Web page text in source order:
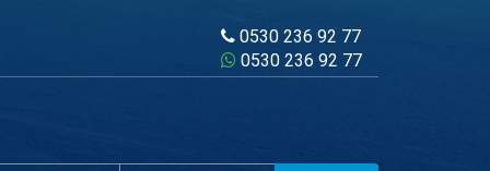
0530 236 92 77
0530 236 92 77